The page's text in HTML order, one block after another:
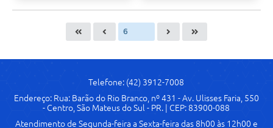
Telefone: (42) 3912-7008
Endereço: Rua: Barão do Rio Branco, nº 431 - Av. Ulisses Faria, 550
- Centro, São Mateus do Sul - PR. | CEP: 83900-088
Atendimento de Segunda-feira a Sexta-feira das 8h00 às 12h00 e